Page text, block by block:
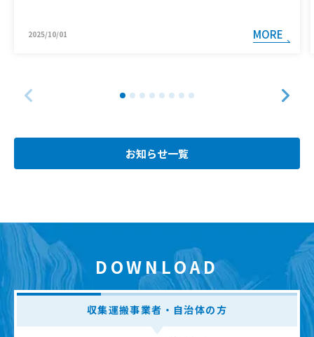
2025/10/01 MORE
お知らせ一覧
DOWNLOAD
収集運搬事業者・自治体の方